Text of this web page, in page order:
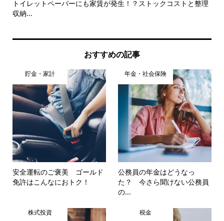
トイレットペーパーにも家賃が発生！？ストックコストと整理
収納...
おすすめの記事
貯金・家計
安全運転のご褒美 ゴールド
免許はこんなにおトク！
年金・社会保険
公務員の年金はどうなっ
た？ 今さら聞けない公務員
の...
株式投資 税金